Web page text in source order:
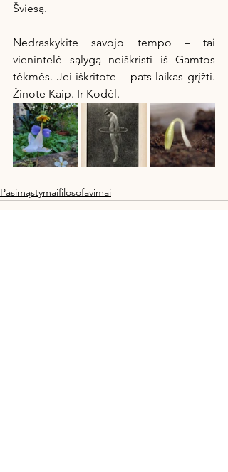
Šviesą.
Nedraskykite savojo tempo – tai
vienintelė sąlygą neiškristi iš Gamtos
tėkmės. Jei iškritote – pats laikas grįžti.
Žinote Kaip. Ir Kodėl.
Pasimąstymaifilosofavimai